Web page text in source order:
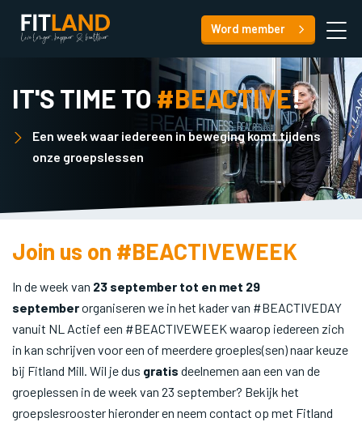
Word member
IT'S TIME TO#BEACTIVE!
Een week waar iedereen in beweging komt tijdens
onze groepslessen
Join us on #BEACTIVEWEEK
In de week van 23 september tot en met 29
septemberorganiseren we in het kader van #BEACTIVEDAY
vanuit NL Actief een #BEACTIVEWEEK waarop iedereen zich
in kan schrijven voor een of meerdere groeples(sen) naar keuze
bij Fitland Mill. Wil je dus gratis deelnemen aan een van de
groeplessen in de week van 23 september? Bekijk het
groepslesrooster hieronder en neem contact op met Fitland